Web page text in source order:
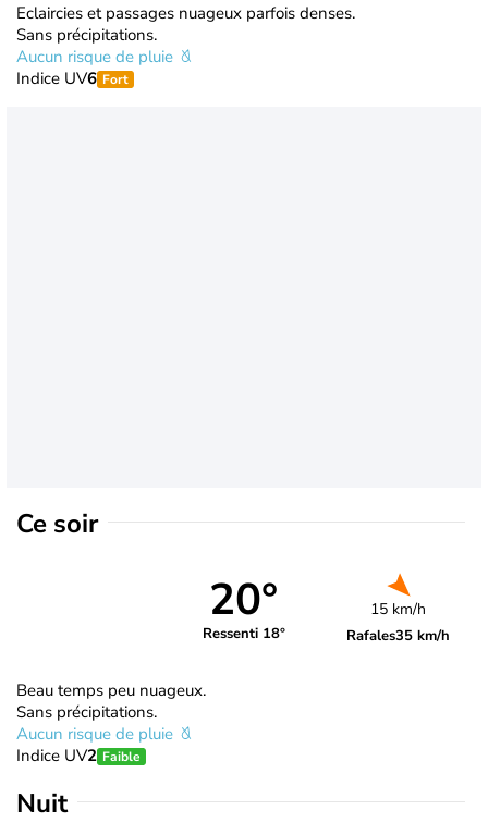
Eclaircies et passages nuageux parfois denses.
Sans précipitations.
Aucun risque de pluie
Indice UV6 Fort
Ce soir
20°
Ressenti 18°
15 km/h
Rafales35 km/h
Beau temps peu nuageux.
Sans précipitations.
Aucun risque de pluie
Indice UV2 Faible
Nuit